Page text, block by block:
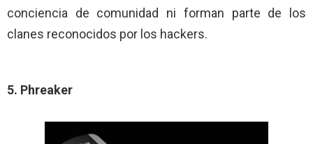
conciencia de comunidad ni forman parte de los
clanes reconocidos por los hackers.
5. Phreaker